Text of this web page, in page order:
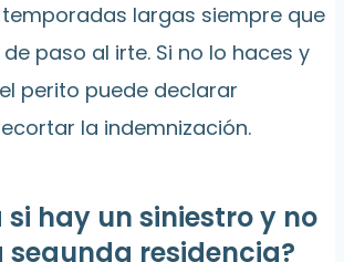
largas siempre que
paso al irte. Si no lo haces y
perito puede declarar
la indemnización.
si hay un siniestro y no
segunda residencia?